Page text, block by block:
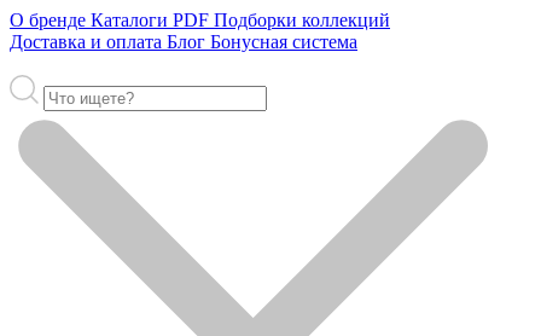
О бренде Каталоги PDF Подборки коллекций
Доставка и оплата Блог Бонусная система